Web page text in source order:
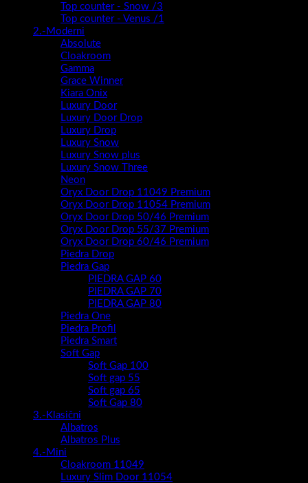
Top counter - Snow /3
Top counter - Venus /1
2.-Moderni
Absolute
Cloakroom
Gamma
Grace Winner
Kiara Onix
Luxury Door
Luxury Door Drop
Luxury Drop
Luxury Snow
Luxury Snow plus
Luxury Snow Three
Neon
Oryx Door Drop 11049 Premium
Oryx Door Drop 11054 Premium
Oryx Door Drop 50/46 Premium
Oryx Door Drop 55/37 Premium
Oryx Door Drop 60/46 Premium
Piedra Drop
Piedra Gap
PIEDRA GAP 60
PIEDRA GAP 70
PIEDRA GAP 80
Piedra One
Piedra Profil
Piedra Smart
Soft Gap
Soft Gap 100
Soft gap 55
Soft gap 65
Soft Gap 80
3.-Klasični
Albatros
Albatros Plus
4.-Mini
Cloakroom 11049
Luxury Slim Door 11054